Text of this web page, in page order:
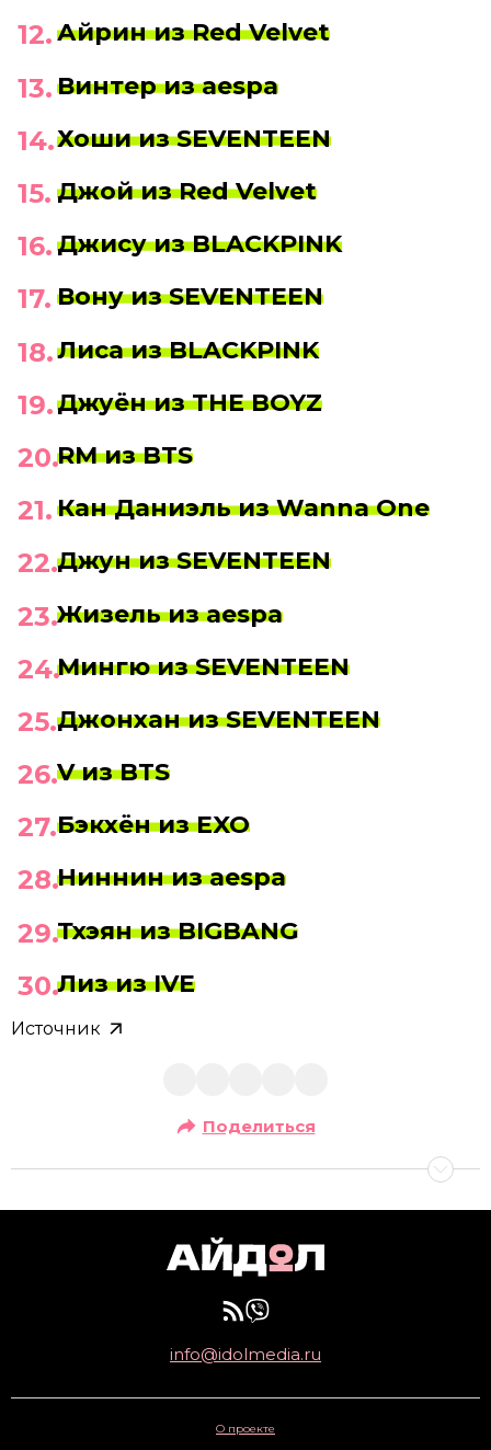
Айрин из Red Velvet
Винтер из aespa
Хоши из SEVENTEEN
Джой из Red Velvet
Джису из BLACKPINK
Вону из SEVENTEEN
Лиса из BLACKPINK
Джуён из THE BOYZ
RM из BTS
Кан Даниэль из Wanna One
Джун из SEVENTEEN
Жизель из aespa
Мингю из SEVENTEEN
Джонхан из SEVENTEEN
V из BTS
Бэкхён из EXO
Ниннин из aespa
Тхэян из BIGBANG
Лиз из IVE
Источник
Поделиться
info@idolmedia.ru
О проекте